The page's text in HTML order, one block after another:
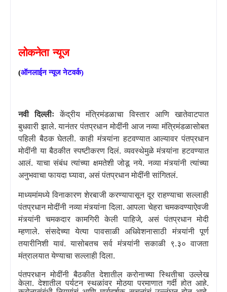
लोकनेता न्यूज
(ऑनलाईन न्यूज नेटवर्क)
नवी दिल्लीः केंद्रीय मंत्रिमंडळाचा विस्तार आणि खातेवाटपात
बुधवारी झाले. यानंतर पंतप्रधान मोदींनी आज नव्या मंत्रिमंडळासोबत
पहिली बैठक घेतली. काही मंत्र्यांना हटवण्यात आल्यावर पंतप्रधान
मोदींनी या बैठकीत स्पष्टीकरण दिलं. व्यवस्थेमुळे मंत्र्यांना हटवण्यात
आलं. याचा संबंध त्यांच्या क्षमतेशी जोडू नये. नव्या मंत्र्यांनी त्यांच्या
अनुभवाचा फायदा घ्यावा, असं पंतप्रधान मोदींनी सांगितलं.
माध्यमांमध्ये विनाकारण शेरबाजी करण्यापासून दूर राहण्याचा सल्लाही
पंतप्रधान मोदींनी नव्या मंत्र्यांना दिला. आपला चेहरा चमकवण्याऐवजी
मंत्र्यांनी चमकदार कामगिरी केली पाहिजे, असं पंतप्रधान मोदी
म्हणाले. संसदेच्या येत्या पावसाळी अधिवेशनासाठी मंत्र्यांनी पूर्ण
तयारीनिशी यावं. यासोबतच सर्व मंत्र्यांनी सकाळी ९.३० वाजता
मंत्रालयात येण्याचा सल्लाही दिला.
पंतप्रधान मोदींनी बैठकीत देशातील करोनाच्या स्थितीचा उल्लेख
केला. देशातील पर्यटन स्थळांवर मोठ्या प्रमाणात गर्दी होत आहे.